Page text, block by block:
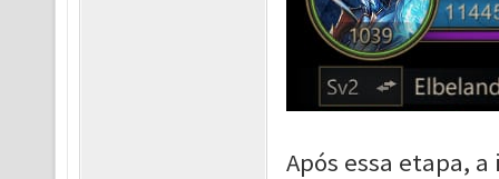
Após essa etapa,